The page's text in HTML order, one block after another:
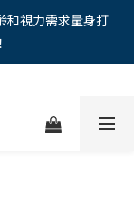
無上限，12期分期
和視力需求量身打
無上限，12期分期